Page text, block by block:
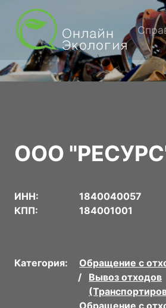
ООО
ИНН:
1840040057
КПП:
184001001
Категория:
Обращение с
Вывоз отходов
Обращение с